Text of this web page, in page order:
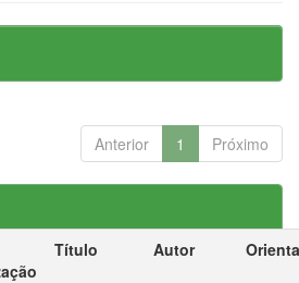
Anterior 1 Próximo
Título Autor